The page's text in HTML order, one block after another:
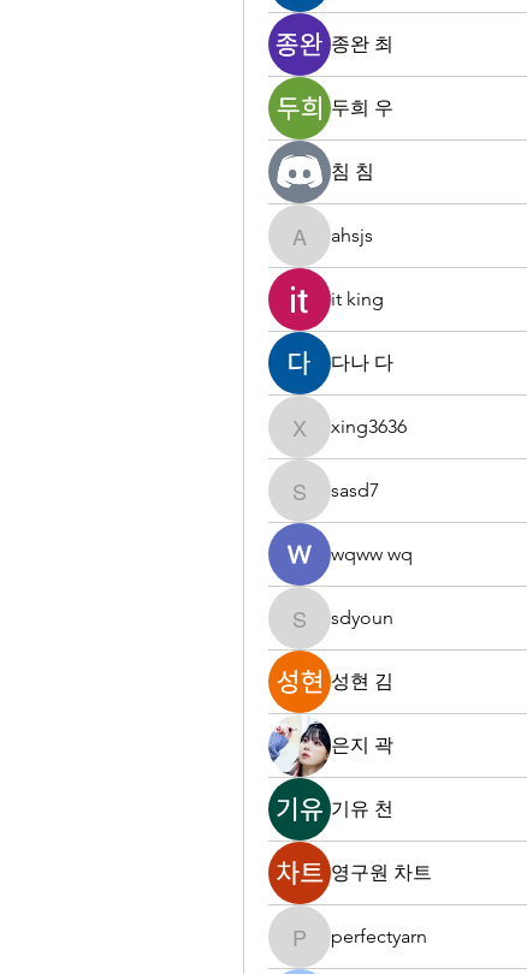
종완 최
두희 우
침 침
ahsjsahsjs
it king
다나 다
xing3636
xing3636
sasd7sasd7
wqww wq
sdyoun
sdyoun
성현 김
은지 곽
기유 천
영구원 차트
perfectyarn
perfectyarn